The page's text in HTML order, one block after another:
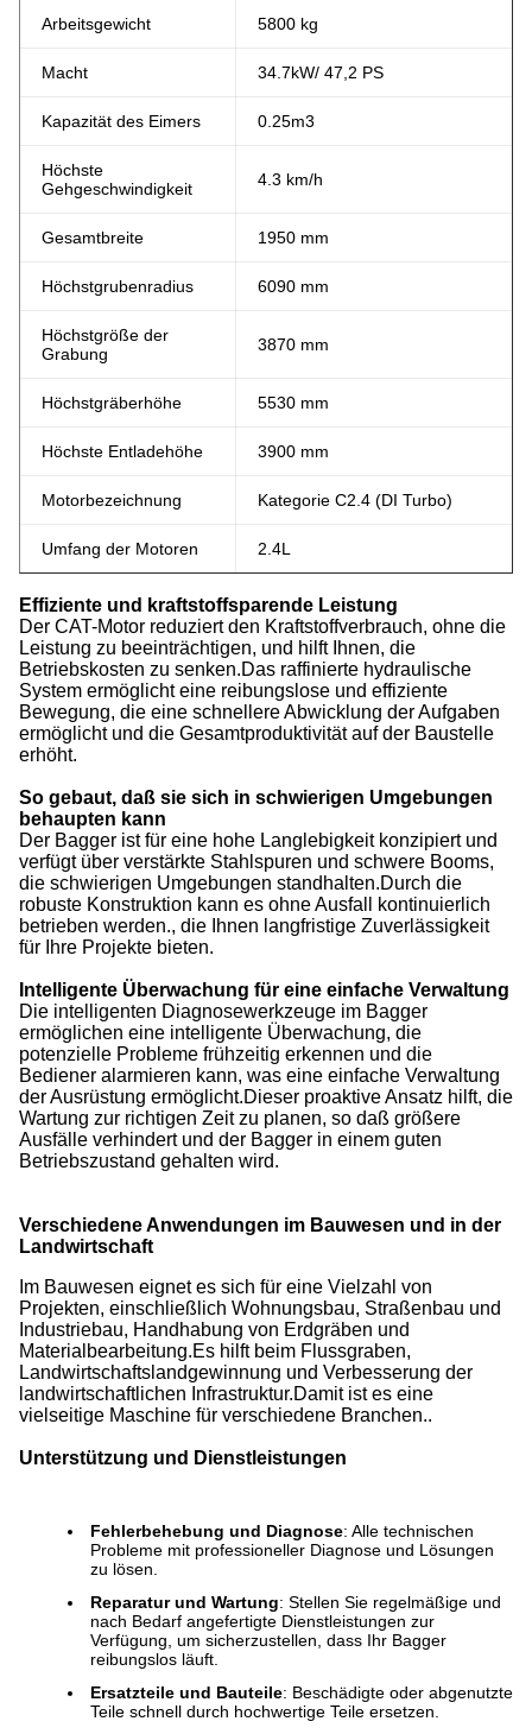
Arbeitsgewicht 5800 kg
Macht 34.7kW/ 47,2 PS
Kapazität des Eimers 0.25m3
Höchste
Gehgeschwindigkeit
4.3 km/h
Gesamtbreite 1950 mm
Höchstgrubenradius 6090 mm
Höchstgröße der
Grabung
3870 mm
Höchstgräberhöhe 5530 mm
Höchste Entladehöhe 3900 mm
Motorbezeichnung Kategorie C2.4 (DI Turbo)
Umfang der Motoren 2.4L
Effiziente und kraftstoffsparende Leistung
Der CAT-Motor reduziert den Kraftstoffverbrauch, ohne die
Leistung zu beeinträchtigen, und hilft Ihnen, die
Betriebskosten zu senken.Das raffinierte hydraulische
System ermöglicht eine reibungslose und effiziente
Bewegung, die eine schnellere Abwicklung der Aufgaben
ermöglicht und die Gesamtproduktivität auf der Baustelle
erhöht.
So gebaut, daß sie sich in schwierigen Umgebungen
behaupten kann
Der Bagger ist für eine hohe Langlebigkeit konzipiert und
verfügt über verstärkte Stahlspuren und schwere Booms,
die schwierigen Umgebungen standhalten.Durch die
robuste Konstruktion kann es ohne Ausfall kontinuierlich
betrieben werden., die Ihnen langfristige Zuverlässigkeit
für Ihre Projekte bieten.
Intelligente Überwachung für eine einfache Verwaltung
Die intelligenten Diagnosewerkzeuge im Bagger
ermöglichen eine intelligente Überwachung, die
potenzielle Probleme frühzeitig erkennen und die
Bediener alarmieren kann, was eine einfache Verwaltung
der Ausrüstung ermöglicht.Dieser proaktive Ansatz hilft, die
Wartung zur richtigen Zeit zu planen, so daß größere
Ausfälle verhindert und der Bagger in einem guten
Betriebszustand gehalten wird.
Verschiedene Anwendungen im Bauwesen und in der
Landwirtschaft
Im Bauwesen eignet es sich für eine Vielzahl von
Projekten, einschließlich Wohnungsbau, Straßenbau und
Industriebau, Handhabung von Erdgräben und
Materialbearbeitung.Es hilft beim Flussgraben,
Landwirtschaftslandgewinnung und Verbesserung der
landwirtschaftlichen Infrastruktur.Damit ist es eine
vielseitige Maschine für verschiedene Branchen..
Unterstützung und Dienstleistungen
Fehlerbehebung und Diagnose: Alle technischen
Probleme mit professioneller Diagnose und Lösungen
zu lösen.
Reparatur und Wartung: Stellen Sie regelmäßige und
nach Bedarf angefertigte Dienstleistungen zur
Verfügung, um sicherzustellen, dass Ihr Bagger
reibungslos läuft.
Ersatzteile und Bauteile: Beschädigte oder abgenutzte
Teile schnell durch hochwertige Teile ersetzen.